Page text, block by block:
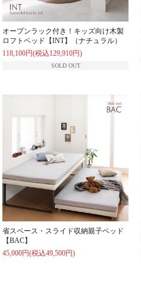
オープンラック付き！キッズ向け木製
ロフトベッド【INT】（ナチュラル）
118,100円(税込129,910円)
SOLD OUT
省スペース・スライド収納親子ベッド
【BAC】
45,000円(税込49,500円)